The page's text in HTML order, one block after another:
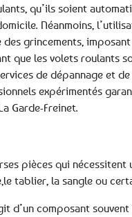
qu’ils soient
Néanmoins,
grincements,
que les volets roulants
de dépannage et
expérimentés
Garde-Freinet.
pièces qui
tablier, la sangle ou
d’un composant